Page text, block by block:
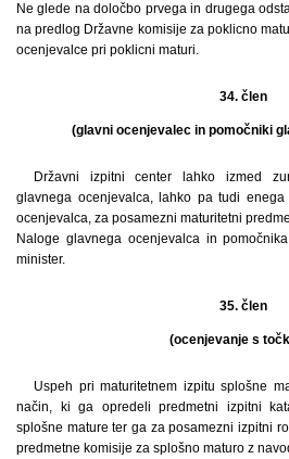
Ne glede na določbo prvega in drugega
na predlog Državne komisije za poklicno
ocenjevalce pri poklicni maturi.
34. člen
(glavni ocenjevalec in pomočniki
Državni izpitni center lahko izmed
glavnega ocenjevalca, lahko pa tudi
ocenjevalca, za posamezni maturitetni
Naloge glavnega ocenjevalca in
minister.
35. člen
(ocenjevanje s
Uspeh pri maturitetnem izpitu splošne
način, ki ga opredeli predmetni izpitni
splošne mature ter ga za posamezni izpitni
predmetne komisije za splošno maturo z